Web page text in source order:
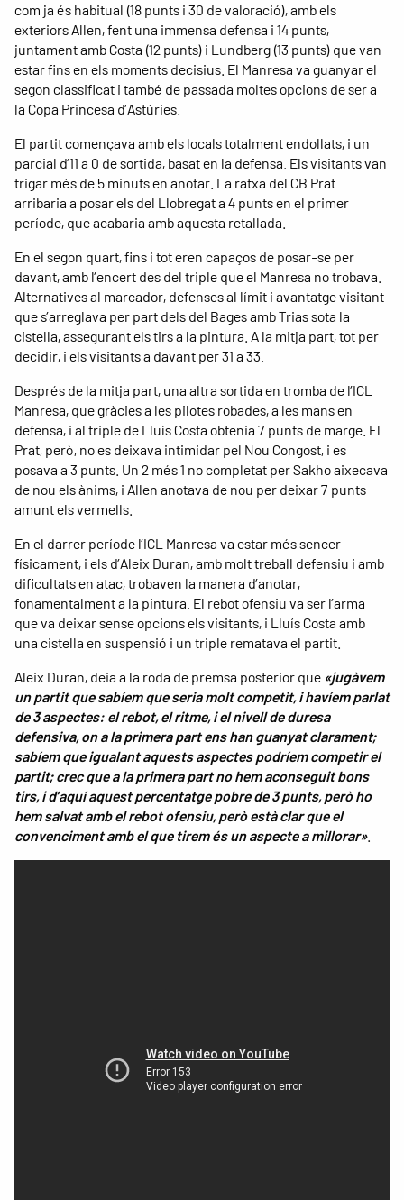
com ja és habitual (18 punts i 30 de valoració), amb els
exteriors Allen, fent una immensa defensa i 14 punts,
juntament amb Costa (12 punts) i Lundberg (13 punts) que van
estar fins en els moments decisius. El Manresa va guanyar el
segon classificat i també de passada moltes opcions de ser a
la Copa Princesa d’Astúries.
El partit començava amb els locals totalment endollats, i un
parcial d’11 a 0 de sortida, basat en la defensa. Els visitants van
trigar més de 5 minuts en anotar. La ratxa del CB Prat
arribaria a posar els del Llobregat a 4 punts en el primer
període, que acabaria amb aquesta retallada.
En el segon quart, fins i tot eren capaços de posar-se per
davant, amb l’encert des del triple que el Manresa no trobava.
Alternatives al marcador, defenses al límit i avantatge visitant
que s’arreglava per part dels del Bages amb Trias sota la
cistella, assegurant els tirs a la pintura. A la mitja part, tot per
decidir, i els visitants a davant per 31 a 33.
Després de la mitja part, una altra sortida en tromba de l’ICL
Manresa, que gràcies a les pilotes robades, a les mans en
defensa, i al triple de Lluís Costa obtenia 7 punts de marge. El
Prat, però, no es deixava intimidar pel Nou Congost, i es
posava a 3 punts. Un 2 més 1 no completat per Sakho aixecava
de nou els ànims, i Allen anotava de nou per deixar 7 punts
amunt els vermells.
En el darrer període l’ICL Manresa va estar més sencer
físicament, i els d’Aleix Duran, amb molt treball defensiu i amb
dificultats en atac, trobaven la manera d’anotar,
fonamentalment a la pintura. El rebot ofensiu va ser l’arma
que va deixar sense opcions els visitants, i Lluís Costa amb
una cistella en suspensió i un triple rematava el partit.
Aleix Duran, deia a la roda de premsa posterior que «jugàvem
un partit que sabíem que seria molt competit, i havíem parlat
de 3 aspectes: el rebot, el ritme, i el nivell de duresa
defensiva, on a la primera part ens han guanyat clarament;
sabíem que igualant aquests aspectes podríem competir el
partit; crec que a la primera part no hem aconseguit bons
tirs, i d’aquí aquest percentatge pobre de 3 punts, però ho
hem salvat amb el rebot ofensiu, però està clar que el
convenciment amb el que tirem és un aspecte a millorar».